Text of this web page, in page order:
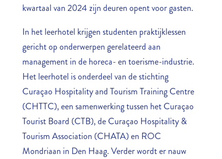
kwartaal van 2024 zijn deuren opent voor gasten.
In het leerhotel krijgen studenten praktijklessen
gericht op onderwerpen gerelateerd aan
management in de horeca- en toerisme-industrie.
Het leerhotel is onderdeel van de stichting
Curaçao Hospitality and Tourism Training Centre
(CHTTC), een samenwerking tussen het Curaçao
Tourist Board (CTB), de Curaçao Hospitality &
Tourism Association (CHATA) en ROC
Mondriaan in Den Haag. Verder wordt er nauw